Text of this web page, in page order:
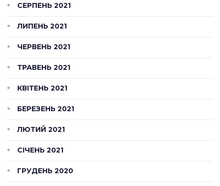
СЕРПЕНЬ 2021
ЛИПЕНЬ 2021
ЧЕРВЕНЬ 2021
ТРАВЕНЬ 2021
КВІТЕНЬ 2021
БЕРЕЗЕНЬ 2021
ЛЮТИЙ 2021
СІЧЕНЬ 2021
ГРУДЕНЬ 2020